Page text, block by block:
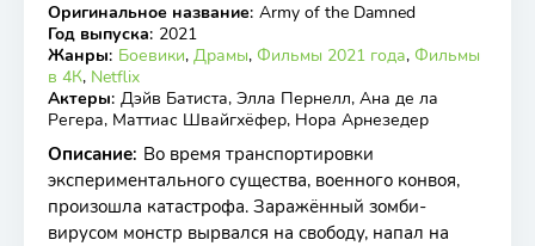
WEB-DL
Оригинальное название: Army of the Damned
Год выпуска: 2021
Жанры: Боевики, Драмы, Фильмы 2021 года, Фильмы
в 4К, Netflix
Актеры: Дэйв Батиста, Элла Пернелл, Ана де ла
Регера, Маттиас Швайгхёфер, Нора Арнезедер
Описание: Во время транспортировки
экспериментального существа, военного конвоя,
произошла катастрофа. Заражённый зомби-
вирусом монстр вырвался на свободу, напал на